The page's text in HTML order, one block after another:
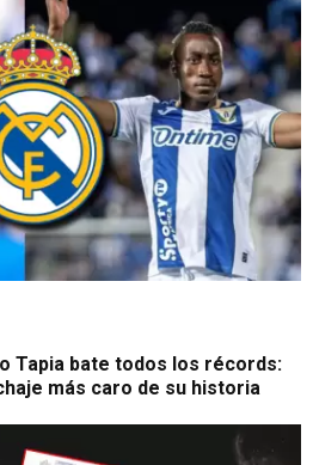
Tapia bate todos los récords:
más caro de su historia